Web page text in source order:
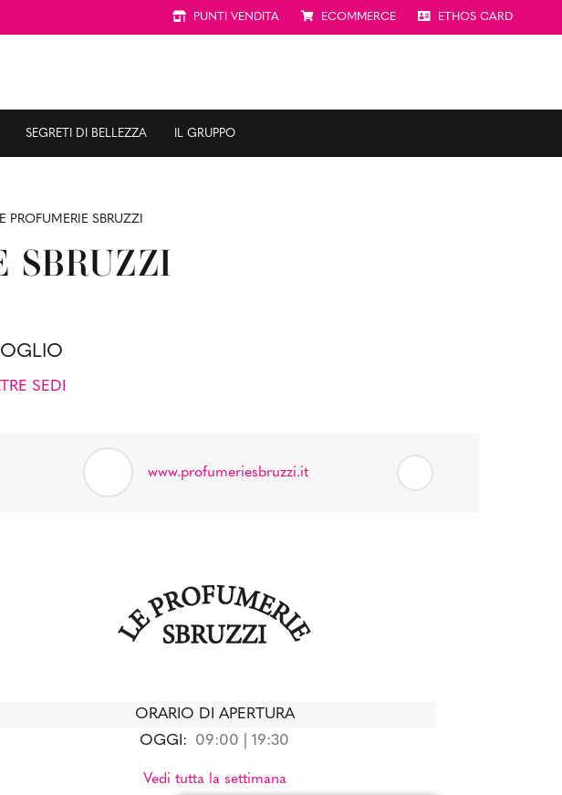
PUNTI VENDITA ECOMMERCE ETHOS CARD
SEGRETI DI BELLEZZA IL GRUPPO
PROFUMERIE SBRUZZI
SBRUZZI
SEDI
www.profumeriesbruzzi.it
ORARIO DI APERTURA
OGGI:
09:00 | 19:30
Vedi tutta la settimana